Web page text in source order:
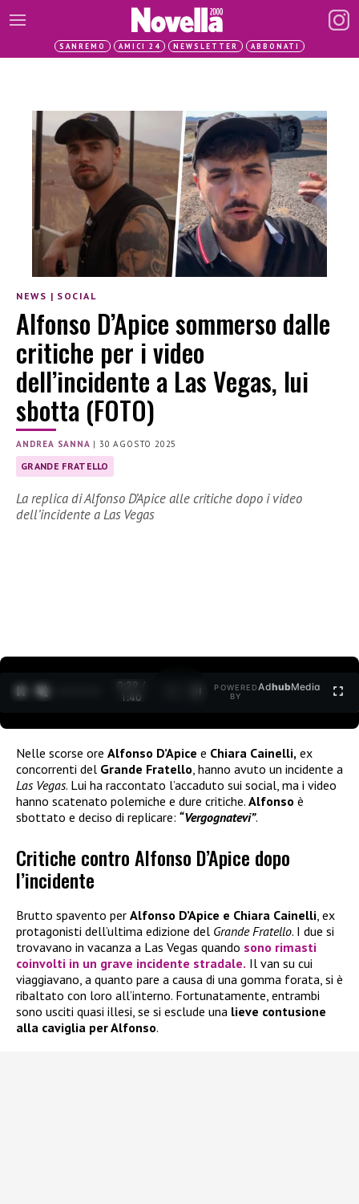
SANREMO AMICI 24 NEWSLETTER ABBONATI
NEWS | SOCIAL
Alfonso D’Apice sommerso dalle
critiche per i video
dell’incidente a Las Vegas, lui
sbotta (FOTO)
ANDREA SANNA |30 AGOSTO 2025
GRANDE FRATELLO
La replica di Alfonso D’Apice alle critiche dopo i video
dell’incidente a Las Vegas
0:30 /
1:40
POWERED
BY
AdhubMedia
Nelle scorse ore Alfonso D’Apice e Chiara Cainelli, ex
concorrenti del Grande Fratello , hanno avuto un incidente a
Las Vegas. Lui ha raccontato l’accaduto sui social, ma i video
hanno scatenato polemiche e dure critiche. Alfonso è
sbottato e deciso di replicare: “Vergognatevi”.
Critiche contro Alfonso D’Apice dopo
l’incidente
Brutto spavento per Alfonso D’Apice e Chiara Cainelli, ex
protagonisti dell’ultima edizione del Grande Fratello. I due si
trovavano in vacanza a Las Vegas quando sono rimasti
coinvolti in un grave incidente stradale. Il van su cui
viaggiavano, a quanto pare a causa di una gomma forata, si è
ribaltato con loro all’interno. Fortunatamente, entrambi
sono usciti quasi illesi, se si esclude una lieve contusione
alla caviglia per Alfonso.